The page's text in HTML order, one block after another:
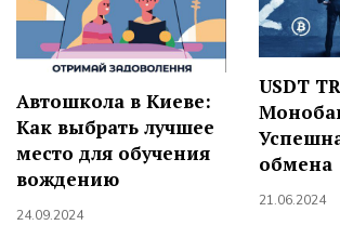
Автошкола в Киеве:
Как выбрать лучшее
место для обучения
вождению
24.09.2024
USDT
обмена
21.06.2024